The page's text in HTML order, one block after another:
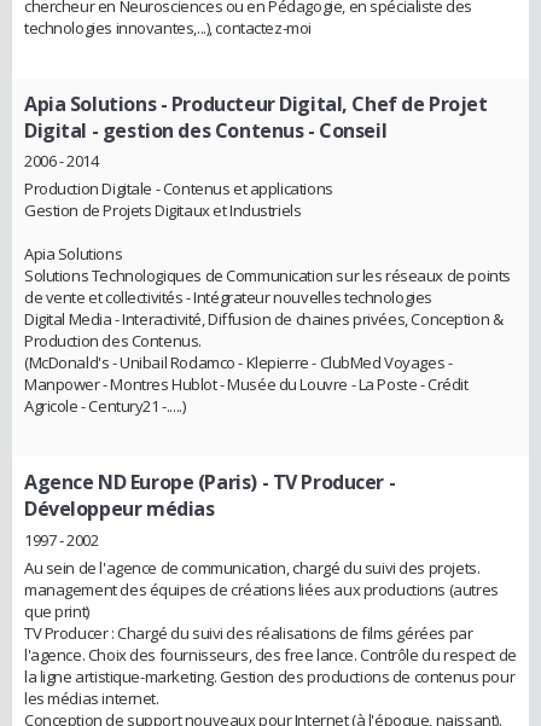
chercheur en Neurosciences ou en Pédagogie, en spécialiste des
technologies innovantes,...), contactez-moi
Apia Solutions- Producteur Digital, Chef de Projet
Digital - gestion des Contenus - Conseil
2006 - 2014
Production Digitale - Contenus et applications
Gestion de Projets Digitaux et Industriels
Apia Solutions
Solutions Technologiques de Communication sur les réseaux de points
de vente et collectivités - Intégrateur nouvelles technologies
Digital Media - Interactivité, Diffusion de chaines privées, Conception &
Production des Contenus.
(McDonald's - Unibail Rodamco - Klepierre - ClubMed Voyages -
Manpower - Montres Hublot - Musée du Louvre - La Poste - Crédit
Agricole - Century21 -.....)
Agence ND Europe (Paris)- TV Producer -
Développeur médias
1997 - 2002
Au sein de l'agence de communication, chargé du suivi des projets.
management des équipes de créations liées aux productions (autres
que print)
TV Producer : Chargé du suivi des réalisations de films gérées par
l'agence. Choix des fournisseurs, des free lance. Contrôle du respect de
la ligne artistique-marketing. Gestion des productions de contenus pour
les médias internet.
Conception de support nouveaux pour Internet (à l'époque, naissant).